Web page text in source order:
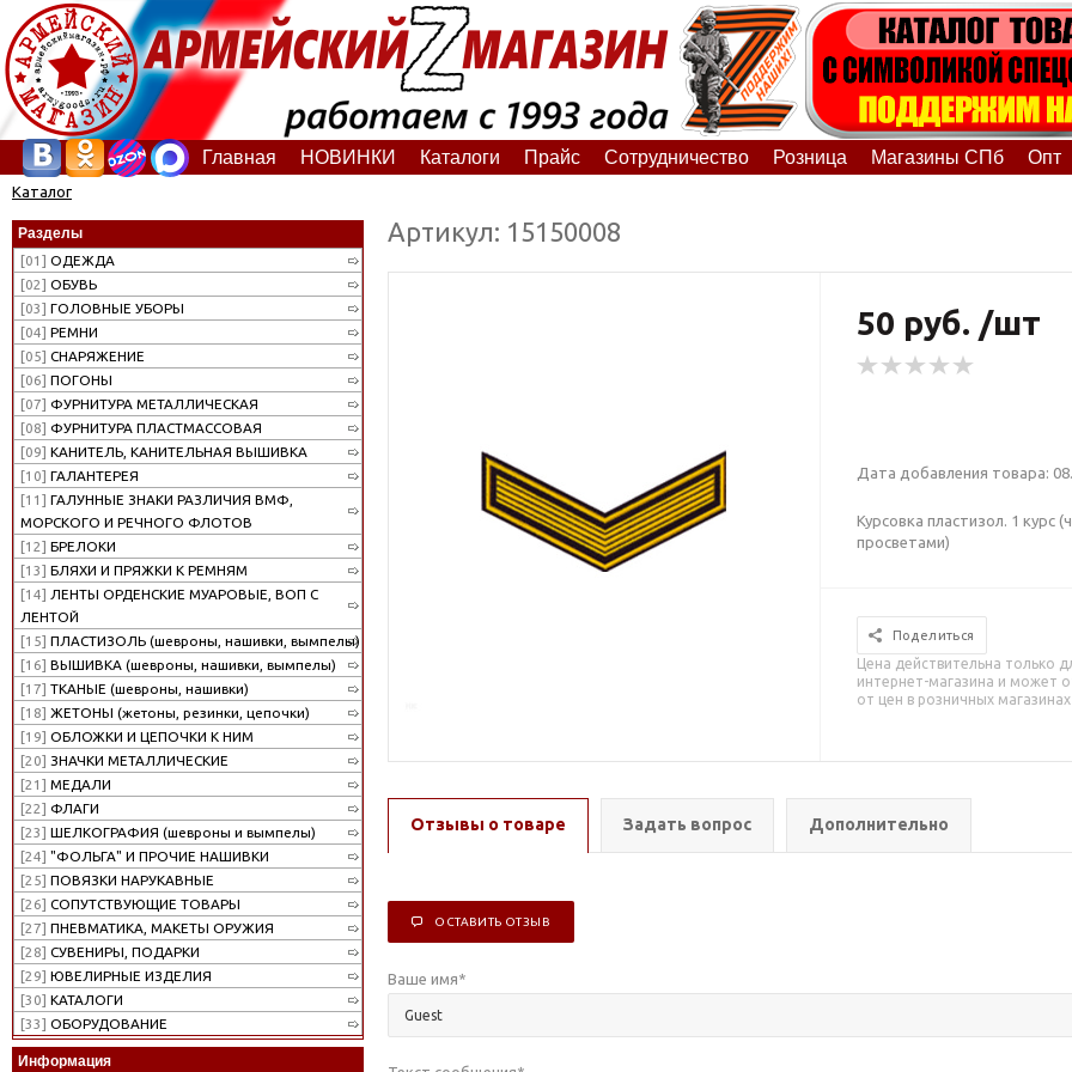
Главная НОВИНКИ Каталоги Прайс Сотрудничество Розница Магазины СПб Опт
Каталог
Разделы
[01] ОДЕЖДА
[02] ОБУВЬ
[03] ГОЛОВНЫЕ УБОРЫ
[04] РЕМНИ
[05] СНАРЯЖЕНИЕ
[06] ПОГОНЫ
[07] ФУРНИТУРА МЕТАЛЛИЧЕСКАЯ
[08] ФУРНИТУРА ПЛАСТМАССОВАЯ
[09] КАНИТЕЛЬ, КАНИТЕЛЬНАЯ ВЫШИВКА
[10] ГАЛАНТЕРЕЯ
[11] ГАЛУННЫЕ ЗНАКИ РАЗЛИЧИЯ ВМФ,
МОРСКОГО И РЕЧНОГО ФЛОТОВ
[12] БРЕЛОКИ
[13] БЛЯХИ И ПРЯЖКИ К РЕМНЯМ
[14] ЛЕНТЫ ОРДЕНСКИЕ МУАРОВЫЕ, ВОП С
ЛЕНТОЙ
[15] ПЛАСТИЗОЛЬ (шевроны, нашивки, вымпелы)
[16] ВЫШИВКА (шевроны, нашивки, вымпелы)
[17] ТКАНЫЕ (шевроны, нашивки)
[18] ЖЕТОНЫ (жетоны, резинки, цепочки)
[19] ОБЛОЖКИ И ЦЕПОЧКИ К НИМ
[20] ЗНАЧКИ МЕТАЛЛИЧЕСКИЕ
[21] МЕДАЛИ
[22] ФЛАГИ
[23] ШЕЛКОГРАФИЯ (шевроны и вымпелы)
[24] "ФОЛЬГА" И ПРОЧИЕ НАШИВКИ
[25] ПОВЯЗКИ НАРУКАВНЫЕ
[26] СОПУТСТВУЮЩИЕ ТОВАРЫ
[27] ПНЕВМАТИКА, МАКЕТЫ ОРУЖИЯ
[28] СУВЕНИРЫ, ПОДАРКИ
[29] ЮВЕЛИРНЫЕ ИЗДЕЛИЯ
[30] КАТАЛОГИ
[33] ОБОРУДОВАНИЕ
Информация
Артикул: 15150008
50 руб. /шт
Дата добавления товара:
Курсовка пластизол. 1 курс
просветами)
Поделиться
Цена действительна только
интернет-магазина и может
от цен в розничных магазинах
Отзывы о товаре Задать вопрос Дополнительно
ОСТАВИТЬ ОТЗЫВ
Ваше имя*